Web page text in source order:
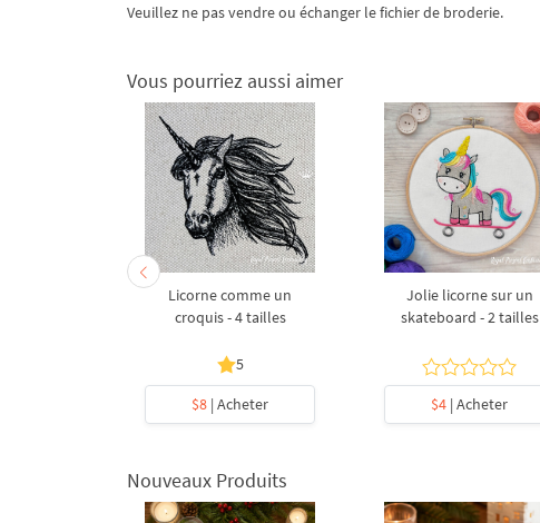
Veuillez ne pas vendre ou échanger le fichier de broderie.
Vous pourriez aussi aimer
Licorne comme un
croquis - 4 tailles
5
$8 | Acheter
Jolie licorne sur un
skateboard - 2 tailles
$4 | Acheter
Nouveaux Produits